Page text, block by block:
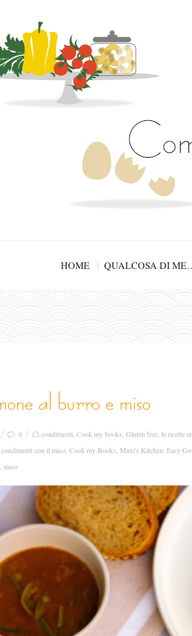
HOME QUALCOSA DI
al burro e miso
0 condimenti Cook my books Gluten free le ricette
condimenti con il miso Cook my Books Maxi's Kitchen: Easy
, miso